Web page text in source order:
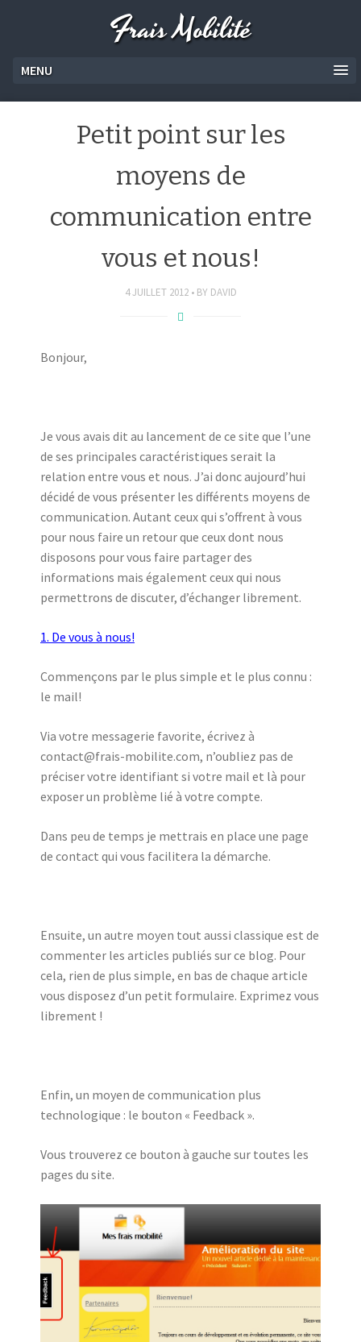
Frais Mobilité
MENU
Petit point sur les
moyens de
communication entre
vous et nous!
4 JUILLET 2012 BY DAVID
Bonjour,
Je vous avais dit au lancement de ce site que l’une
de ses principales caractéristiques serait la
relation entre vous et nous. J’ai donc aujourd’hui
décidé de vous présenter les différents moyens de
communication. Autant ceux qui s’offrent à vous
pour nous faire un retour que ceux dont nous
disposons pour vous faire partager des
informations mais également ceux qui nous
permettrons de discuter, d’échanger librement.
1. De vous à nous!
Commençons par le plus simple et le plus connu :
le mail!
Via votre messagerie favorite, écrivez à
contact@frais-mobilite.com, n’oubliez pas de
préciser votre identifiant si votre mail et là pour
exposer un problème lié à votre compte.
Dans peu de temps je mettrais en place une page
de contact qui vous facilitera la démarche.
Ensuite, un autre moyen tout aussi classique est de
commenter les articles publiés sur ce blog. Pour
cela, rien de plus simple, en bas de chaque article
vous disposez d’un petit formulaire. Exprimez vous
librement !
Enfin, un moyen de communication plus
technologique : le bouton « Feedback ».
Vous trouverez ce bouton à gauche sur toutes les
pages du site.